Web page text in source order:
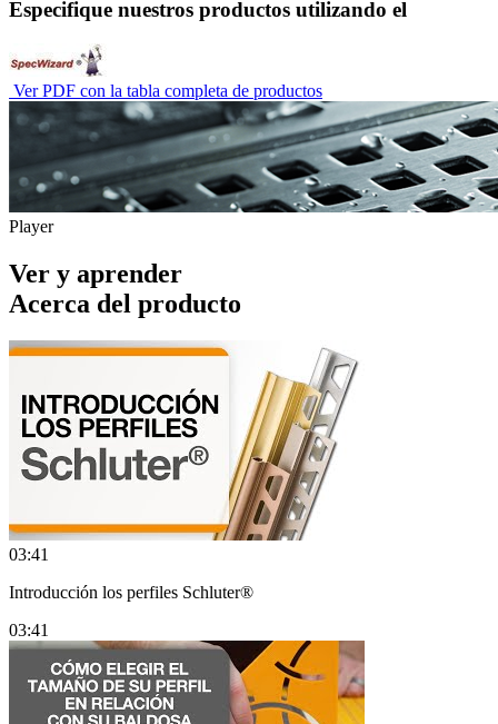
Especifique nuestros productos utilizando el
Ver PDF con la tabla completa de productos
Player
Ver y aprender
Acerca del producto
03:41
Introducción los perfiles Schluter®
03:41